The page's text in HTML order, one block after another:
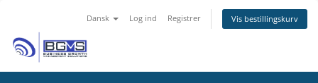
Dansk Log ind Registrer Vis bestillingskurv